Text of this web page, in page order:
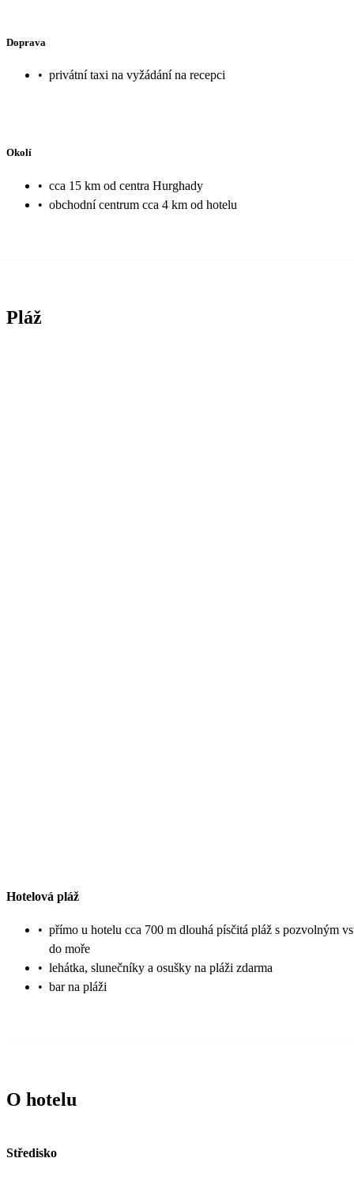
Doprava
• privátní taxi na vyžádání na recepci
Okolí
• cca 15 km od centra Hurghady
• obchodní centrum cca 4 km od hotelu
Pláž
Hotelová pláž
• přímo u hotelu cca 700 m dlouhá písčitá pláž s pozvolným
do moře
• lehátka, slunečníky a osušky na pláži zdarma
• bar na pláži
O hotelu
Středisko